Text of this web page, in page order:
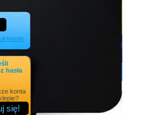
hasła
konta